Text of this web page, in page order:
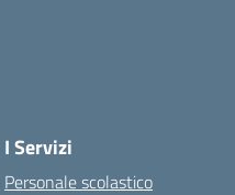
I Servizi
Personale scolastico